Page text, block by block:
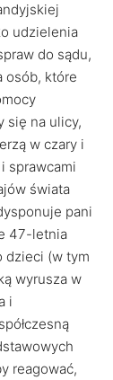
udzielenia
do sądu,
osób, które
się na ulicy,
w czary i
sprawcami
świata
pani
47-letnia
dzieci (w tym
wyrusza w
i
reagować,